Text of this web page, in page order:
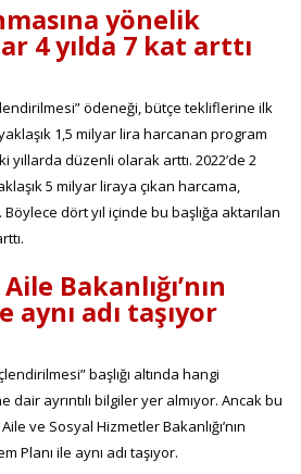
yönelik
4 yılda 7 kat arttı
ödeneği, bütçe tekliflerine ilk
1,5 milyar lira harcanan program
yıllarda düzenli olarak arttı. 2022’de 2
5 milyar liraya çıkan harcama,
Böylece dört yıl içinde bu başlığa aktarılan
Bakanlığı’nın
aynı adı taşıyor
başlığı altında hangi
ayrıntılı bilgiler yer almıyor. Ancak bu
ve Sosyal Hizmetler Bakanlığı’nın
Planı ile aynı adı taşıyor.